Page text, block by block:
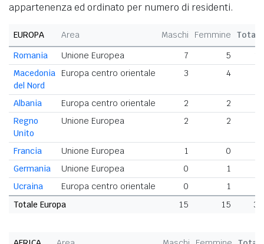
appartenenza ed ordinato per numero di residenti.
EUROPA Area Maschi Femmine
Totale
Romania
Unione Europea 7 5
Macedonia
del Nord
Europa centro orientale 3 4
Albania Europa centro orientale 2 2
Regno
Unito
Unione Europea 2 2
Francia Unione Europea 1 0
Germania
Unione Europea 0 1
Ucraina
Europa centro orientale 0 1
Totale Europa
15 15 30